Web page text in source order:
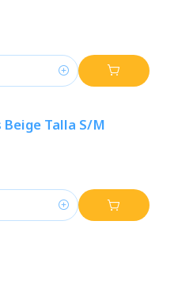
Talla S/M